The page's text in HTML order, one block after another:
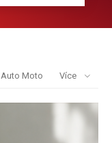
Auto Moto Více